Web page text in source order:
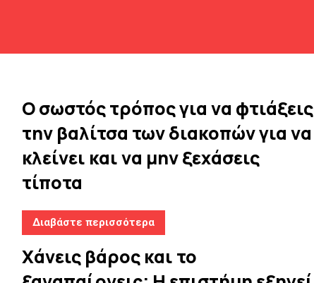
Ο σωστός τρόπος για να φτιάξεις
την βαλίτσα των διακοπών για να
κλείνει και να μην ξεχάσεις
τίποτα
Διαβάστε περισσότερα
Χάνεις βάρος και το